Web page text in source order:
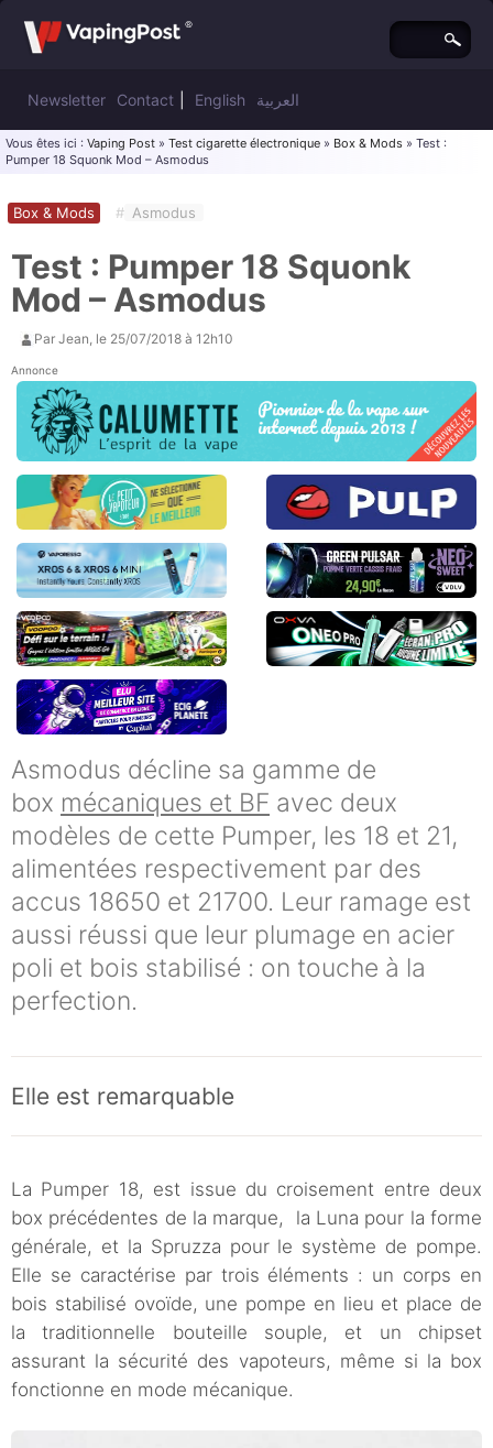
Newsletter Contact English العربية
Vous êtes ici : Vaping Post » Test cigarette électronique » Box & Mods » Test :
Pumper 18 Squonk Mod – Asmodus
Test : Pumper 18 Squonk
Mod – Asmodus
Box & Mods # Asmodus
Par Jean, le 25/07/2018 à 12h10
Annonce
Asmodus décline sa gamme de
box mécaniques et BF avec deux
modèles de cette Pumper, les 18 et 21,
alimentées respectivement par des
accus 18650 et 21700. Leur ramage est
aussi réussi que leur plumage en acier
poli et bois stabilisé : on touche à la
perfection.
Elle est remarquable
La Pumper 18, est issue du croisement entre deux
box précédentes de la marque, la Luna pour la forme
générale, et la Spruzza pour le système de pompe.
Elle se caractérise par trois éléments : un corps en
bois stabilisé ovoïde, une pompe en lieu et place de
la traditionnelle bouteille souple, et un chipset
assurant la sécurité des vapoteurs, même si la box
fonctionne en mode mécanique.